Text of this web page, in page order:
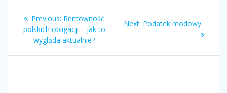
Zobacz
wpisy
Previous: Previous
post:
Rentowność
polskich obligacji – jak to
wygląda aktualnie?
Next: Next
Podatek modowy